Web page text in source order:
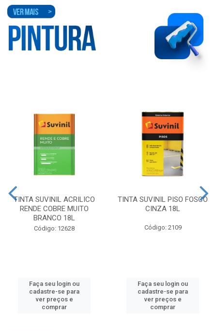
TINTA SUVINIL ACRILICO
RENDE COBRE MUITO
BRANCO 18L
Código: 12628
Faça seu login ou
cadastre-se para
ver preços e
comprar
TINTA SUVINIL PISO FOSCO
CINZA 18L
Código: 2109
Faça seu login ou
cadastre-se para
ver preços e
comprar